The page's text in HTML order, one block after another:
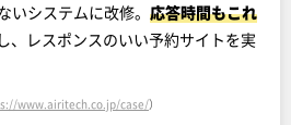
いシステムに改修。 応答時間もこれ
し、レスポンスのいい予約サイトを実
www.airitech.co.jp/case/）